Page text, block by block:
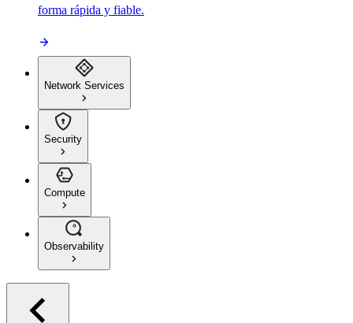
forma rápida y fiable.
Network Services
Security
Compute
Observability